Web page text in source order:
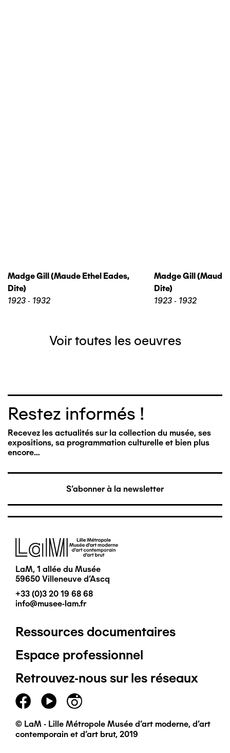
Madge Gill (maude Ethel Eades,
Dite)
1923 - 1932
Madge Gill (maude
Dite)
1923 - 1932
Voir toutes les oeuvres
Restez informés !
Recevez les actualités sur la collection du musée, ses
expositions, sa programmation culturelle et bien plus
encore…
S'abonner à la newsletter
Image
LaM, 1 allée du Musée
59650 Villeneuve d'Ascq
+33 (0)3 20 19 68 68
info@musee-lam.fr
Pied
de
page
principal
Ressources documentaires
Espace professionnel
Retrouvez-nous sur les réseaux
© LaM - Lille Métropole Musée d'art moderne, d'art
contemporain et d'art brut, 2019